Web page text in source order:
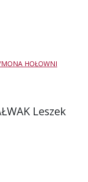
HOŁOWNI
Leszek